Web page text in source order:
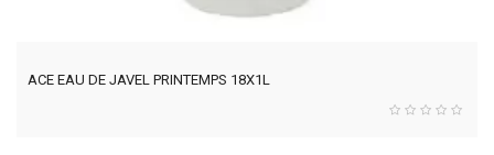
ACE EAU DE JAVEL PRINTEMPS 18X1L